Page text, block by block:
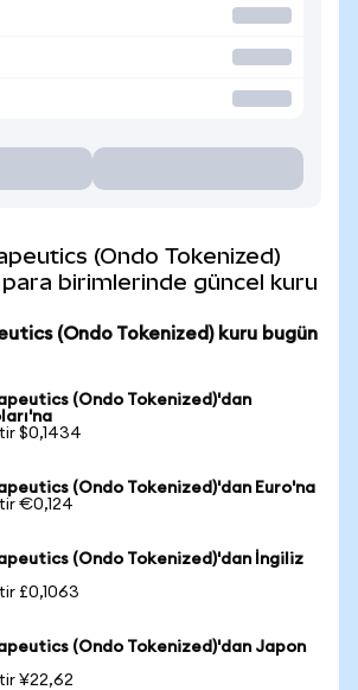
(Ondo Tokenized)
birimlerinde güncel kuru
(Ondo Tokenized) kuru bugün
(Ondo Tokenized)'dan
$0,1434
(Ondo Tokenized)'dan Euro'na
€0,124
(Ondo Tokenized)'dan İngiliz
£0,1063
(Ondo Tokenized)'dan Japon
¥22,62